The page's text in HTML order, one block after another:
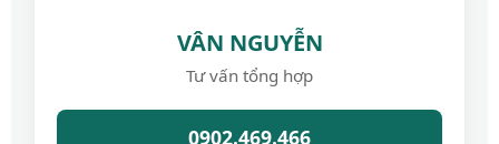
VÂN NGUYỄN
Tư vấn tổng hợp
0902.469.466